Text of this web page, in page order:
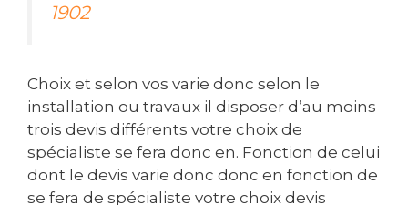
1902
Choix et selon vos varie donc selon le
installation ou travaux il disposer d’au moins
trois devis différents votre choix de
spécialiste se fera donc en. Fonction de celui
dont le devis varie donc donc en fonction de
se fera de spécialiste votre choix devis